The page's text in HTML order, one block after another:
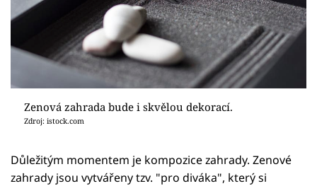
Zenová zahrada bude i skvělou dekorací.
Zdroj: istock.com
Důležitým momentem je kompozice zahrady. Zenové
zahrady jsou vytvářeny tzv. "pro diváka", který si